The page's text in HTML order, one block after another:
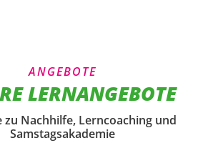
ANGEBOTE
LERNANGEBOTE
zu Nachhilfe, Lerncoaching und
Samstagsakademie